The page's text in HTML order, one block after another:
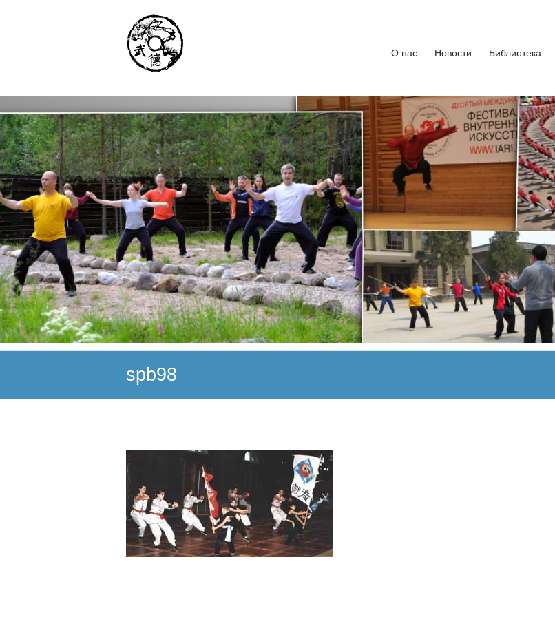
Институт Исследования Внутреннего Искусства
Школа тайцзи-цюань стиля Чэнь, Петербург. Руководитель Андрей Середняков.
О нас Новости Библиотека
spb98